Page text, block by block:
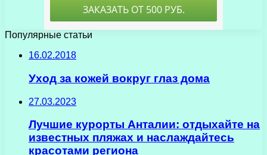
Популярные статьи
16.02.2018
Уход за кожей вокруг глаз дома
27.03.2023
Лучшие курорты Анталии: отдыхайте на
известных пляжах и наслаждайтесь
красотами региона